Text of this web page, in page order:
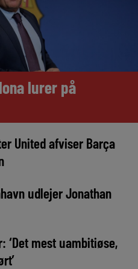
lurer på
United afviser Barça
udlejer Jonathan
‘Det mest uambitiøse,